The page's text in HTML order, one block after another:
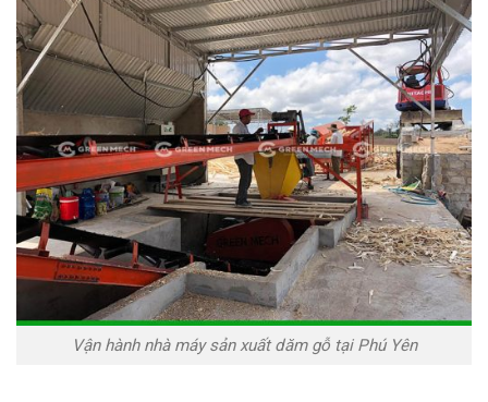
Vận hành nhà máy sản xuất dăm gỗ tại Phú Yên